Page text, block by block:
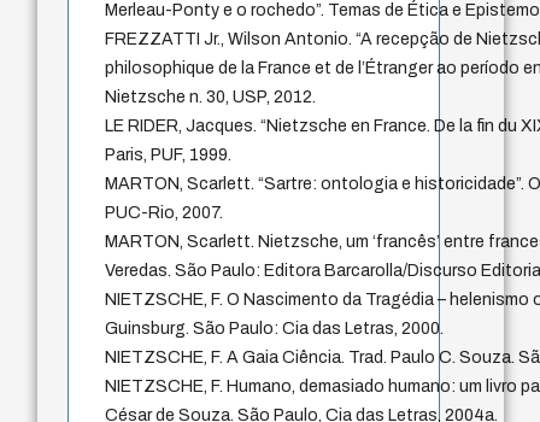
Merleau-Ponty e o rochedo”. Temas de Ética e
FREZZATTI Jr., Wilson Antonio. “A recepção de
philosophique de la France et de l’Étranger ao período
Nietzsche n. 30, USP, 2012.
LE RIDER, Jacques. “Nietzsche en France. De la fin du
Paris, PUF, 1999.
MARTON, Scarlett. “Sartre: ontologia e historicidade”.
PUC-Rio, 2007.
MARTON, Scarlett. Nietzsche, um ‘francês’ entre
Veredas. São Paulo: Editora Barcarolla/Discurso
NIETZSCHE, F. O Nascimento da Tragédia – helenismo
Guinsburg. São Paulo: Cia das Letras, 2000.
NIETZSCHE, F. A Gaia Ciência. Trad. Paulo C. Souza.
NIETZSCHE, F. Humano, demasiado humano: um livro
César de Souza. São Paulo, Cia das Letras, 2004a.